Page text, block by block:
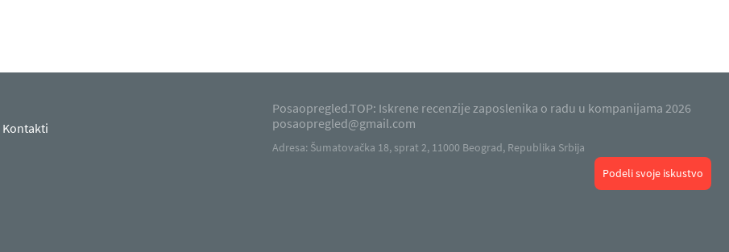
Podeli svoje iskustvo
Kontakti
Posaopregled.TOP: Iskrene recenzije zaposlenika o radu u kompanijama 2026
posaopregled@gmail.com
Adresa: Šumatovačka 18, sprat 2, 11000 Beograd, Republika Srbija